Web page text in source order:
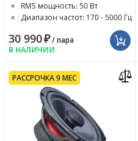
RMS мощность: 50 Вт
Диапазон частот: 170 - 5000 Гц
30 990₽/ пара
В НАЛИЧИИ
РАССРОЧКА 9 МЕС